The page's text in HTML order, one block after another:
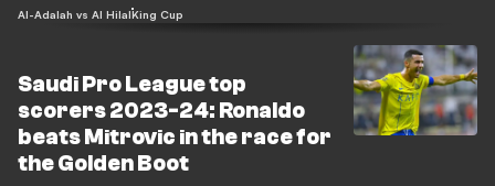
Al-Adalah vs Al HilalKing Cup
Saudi Pro League top
scorers 2023-24: Ronaldo
beats Mitrovic in the race for
the Golden Boot